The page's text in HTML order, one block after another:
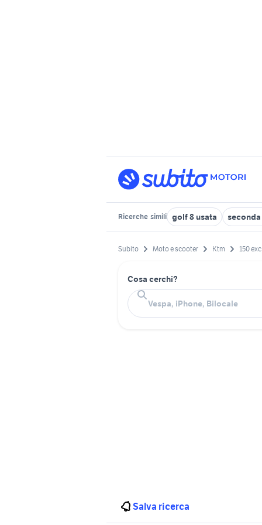
Ricerche simili golf 8 usata
Subito Moto e scooter Ktm 150 exc
Cosa cerchi?
Salva ricerca